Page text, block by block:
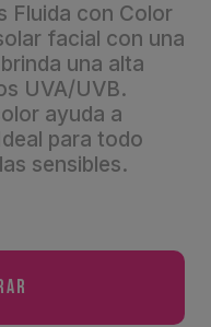
Fluida con Color
facial con una
una alta
UVA/UVB.
ayuda a
para todo
sensibles.